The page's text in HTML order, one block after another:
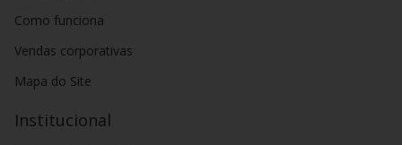
Como funciona
Vendas corporativas
Mapa do Site
Institucional